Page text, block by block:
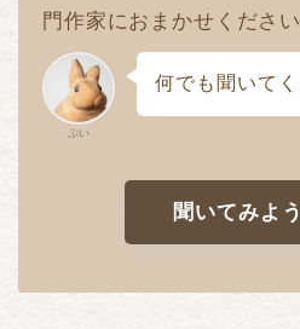
門作家におまかせください
ぷい
何でも聞いてく
聞いてみよ